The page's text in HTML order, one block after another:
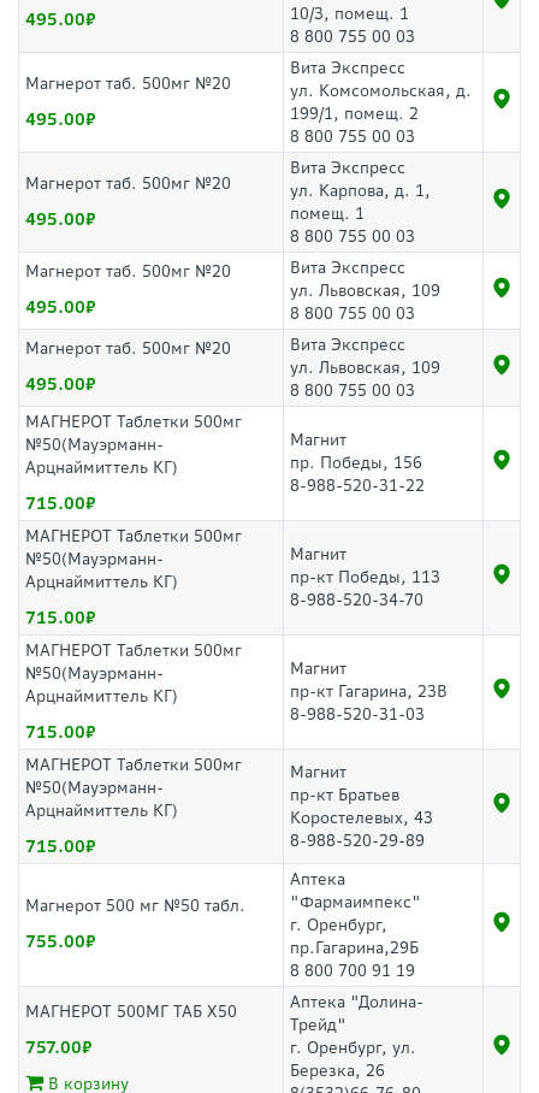
495.00
10/3, помещ. 1
8 800 755 00 03
Магнерот таб. 500мг №20
495.00
Вита Экспресс
ул. Комсомольская, д.
199/1, помещ. 2
8 800 755 00 03
Магнерот таб. 500мг №20
495.00
Вита Экспресс
ул. Карпова, д. 1,
помещ. 1
8 800 755 00 03
Магнерот таб. 500мг №20
495.00
Вита Экспресс
ул. Львовская, 109
8 800 755 00 03
Магнерот таб. 500мг №20
495.00
Вита Экспресс
ул. Львовская, 109
8 800 755 00 03
МАГНЕРОТ Таблетки 500мг
№50(Мауэрманн-
Арцнаймиттель КГ)
715.00
Магнит
пр. Победы, 156
8-988-520-31-22
МАГНЕРОТ Таблетки 500мг
№50(Мауэрманн-
Арцнаймиттель КГ)
715.00
Магнит
пр-кт Победы, 113
8-988-520-34-70
МАГНЕРОТ Таблетки 500мг
№50(Мауэрманн-
Арцнаймиттель КГ)
715.00
Магнит
пр-кт Гагарина, 23В
8-988-520-31-03
МАГНЕРОТ Таблетки 500мг
№50(Мауэрманн-
Арцнаймиттель КГ)
715.00
Магнит
пр-кт Братьев
Коростелевых, 43
8-988-520-29-89
Магнерот 500 мг №50 табл.
755.00
Аптека
"Фармаимпекс"
г. Оренбург,
пр.Гагарина,29Б
8 800 700 91 19
МАГНЕРОТ 500МГ ТАБ Х50
757.00
В корзину
Аптека "Долина-
Трейд"
г. Оренбург, ул.
Березка, 26